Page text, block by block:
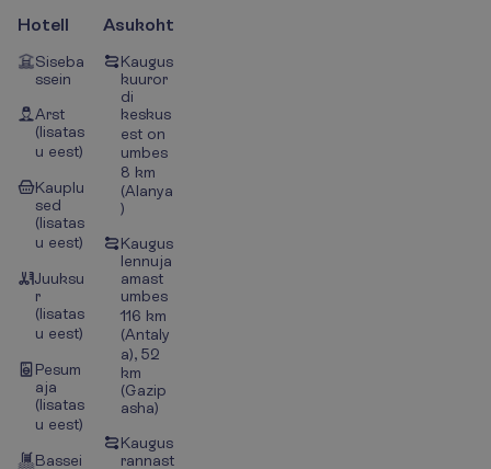
Hotell
Siseba
ssein
Arst
(lisatas
u eest)
Kauplu
sed
(lisatas
u eest)
Juuksu
r
(lisatas
u eest)
Pesum
aja
(lisatas
u eest)
Bassei
Asukoht
Kaugus
kuuror
di
keskus
est on
umbes
8 km
(Alanya
)
Kaugus
lennuja
amast
umbes
116 km
(Antaly
a), 52
km
(Gazip
asha)
Kaugus
rannast